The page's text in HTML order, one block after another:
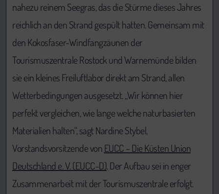
nahezu reinem Seegras, das die Stürme dieses Jahres
reichlich an den Strand gespült hatten. Gemeinsam mit
den Kokosfaser-Windfangzäunen der
Tourismuszentrale Rostock und Warnemünde bilden
sie ein kleines Freiluftlabor direkt am Strand, allen
Wetterbedingungen ausgesetzt. „Wir können hier
perfekt vergleichen, wie lange welche naturbasierten
Materialien halten“, sagt Nardine Stybel,
Vorstandsvorsitzende vonEUCC – Die Küsten Union
Deutschland e. V. (EUCC-D). Der Aufbau sei in enger
Zusammenarbeit mit der Tourismuszentrale erfolgt.